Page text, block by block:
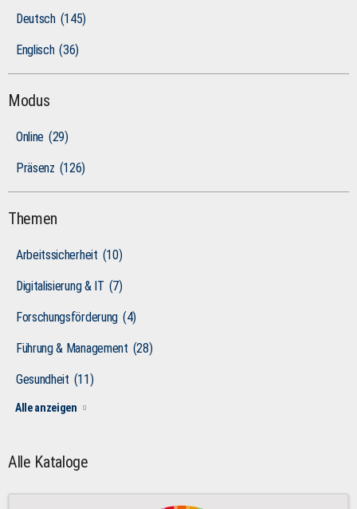
Deutsch (145)
Englisch (36)
Modus
Online (29)
Präsenz (126)
Themen
Arbeitssicherheit (10)
Digitalisierung & IT (7)
Forschungsförderung (4)
Führung & Management (28)
Gesundheit (11)
Alle anzeigen
Alle Kataloge